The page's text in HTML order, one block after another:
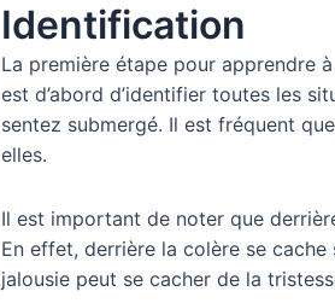
Identification
La première étape pour apprendre
est d’abord d’identifier toutes les
sentez submergé. Il est fréquent
elles.
Il est important de noter que
En effet, derrière la colère se
jalousie peut se cacher de la